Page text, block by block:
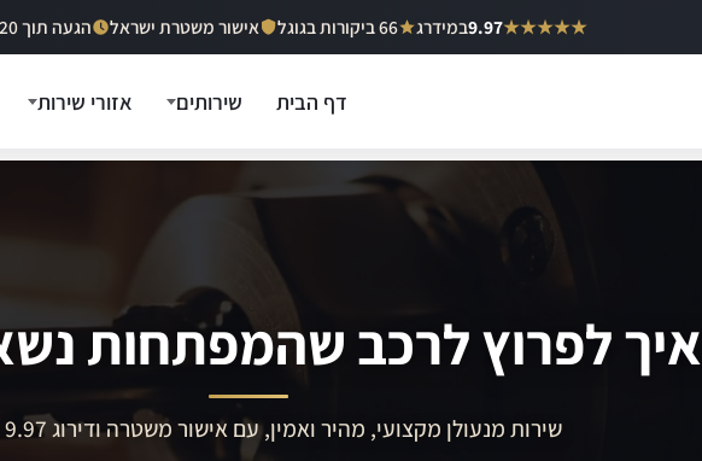
★★★★★
9.97במידרג 66 ביקורות בגוגל אישור משטרת ישראל הגעה תוך 20 עד 40 דקות
דף הבית שירותים אזורי שירות
איך לפרוץ לרכב שהמפתחות
שירות מנעולן מקצועי, מהיר ואמין, עם אישור משטרה ודירוג 9.97 במידרג